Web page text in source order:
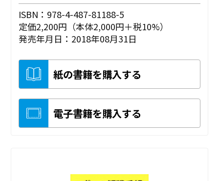
ISBN：978-4-487-81188-5
定価2,200円（本体2,000円＋税10%）
発売年月日：2018年08月31日
紙の書籍を購入する
電子書籍を購入する